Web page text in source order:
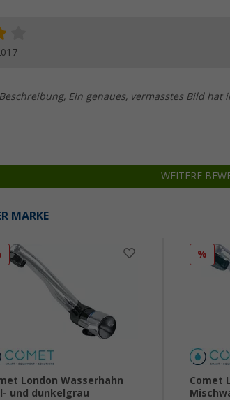
Ein genaues, vermasstes Bild hat
WEITERE
MARKE
London Wasserhahn
und dunkelgrau
%
Comet